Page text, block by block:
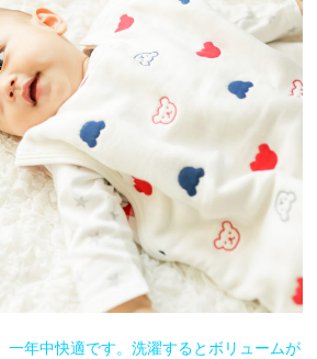
一年中快適です。洗濯するとボリュームが